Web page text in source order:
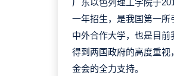
广东以色列理工学院于
一年招生，是我国第一
中外合作大学，也是目
得到两国政府的高度重
金会的全力支持。